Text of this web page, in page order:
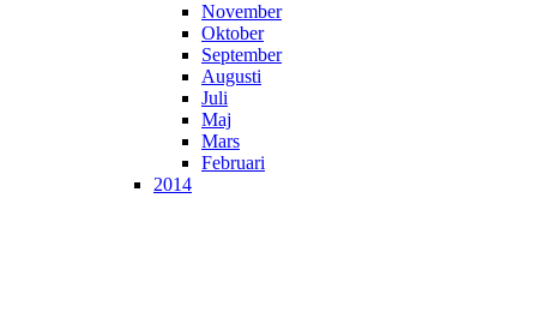
November
Oktober
September
Augusti
Juli
Maj
Mars
Februari
2014